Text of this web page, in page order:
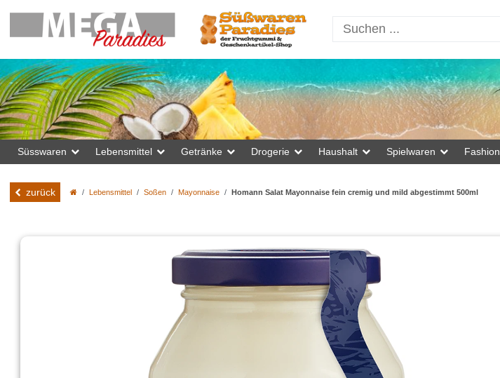
Süsswaren Lebensmittel Getränke Drogerie Haushalt Spielwaren Fashion
zurück Lebensmittel Soßen Mayonnaise Homann Salat Mayonnaise fein cremig und mild abgestimmt 500ml